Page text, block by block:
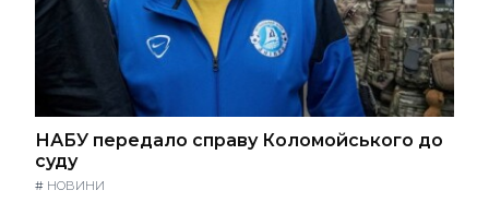
НАБУ передало справу Коломойського до
суду
# НОВИНИ